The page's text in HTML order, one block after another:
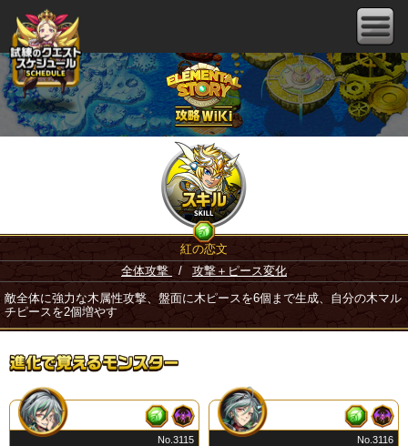
紅の恋文
全体攻撃
/ 攻撃＋ピース変化
敵全体に強力な木属性攻撃、盤面に木ピースを6個まで生成、自分の木マル
チピースを2個増やす
No.3115 No.3116